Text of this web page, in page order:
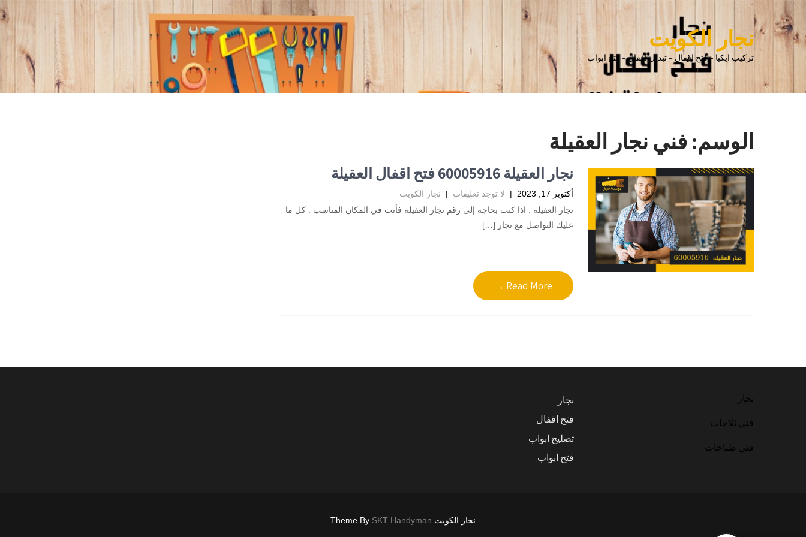
نجار الكويت
تركيب ايكيا – فتح اقفال – تبديل اقفال – فتح ابواب
الوسم: فني نجار العقيلة
نجار العقيلة 60005916 فتح اقفال العقيلة
أكتوبر 17, 2023 | لا توجد تعليقات | نجار الكويت
نجار العقيلة . اذا كنت بحاجة إلى رقم نجار العقيلة فأنت في المكان المناسب . كل ما
عليك التواصل مع نجار […]
Read More →
نجار
فني ثلاجات
فني طباخات
نجار
فتح اقفال
تصليح ابواب
فتح ابواب
نجار الكويت Theme By SKT Handyman